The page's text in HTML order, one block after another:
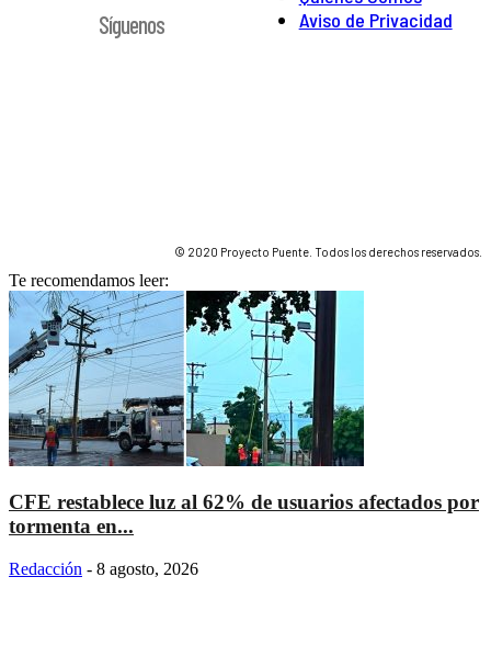
Aviso de Privacidad
Síguenos
© 2020 Proyecto Puente. Todos los derechos reservados.
Te recomendamos leer:
CFE restablece luz al 62% de usuarios afectados por
tormenta en...
Redacción - 8 agosto, 2026